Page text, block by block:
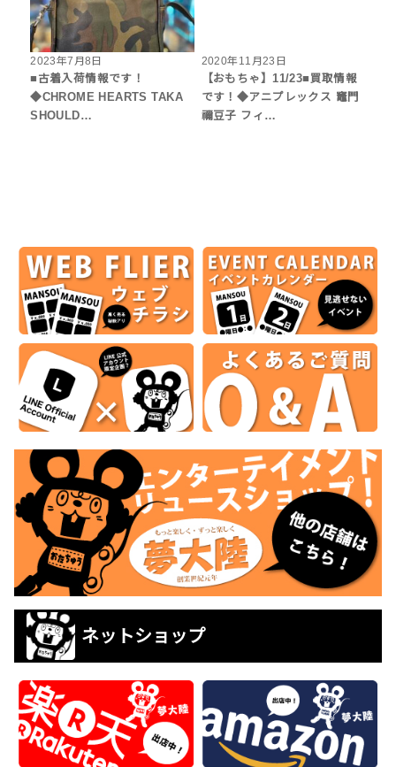
2023年7月8日
■古着入荷情報です！
◆CHROME HEARTS TAKA
SHOULD…
2020年11月23日
【おもちゃ】11/23■買取情報
です！◆アニプレックス 竈門
禰豆子 フィ…
ネットショップ